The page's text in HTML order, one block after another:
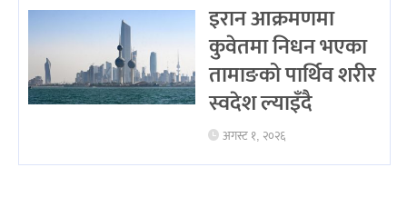
इरान आक्रमणमा
कुवेतमा निधन भएका
तामाङको पार्थिव शरीर
स्वदेश ल्याइँदै
अगस्ट १, २०२६